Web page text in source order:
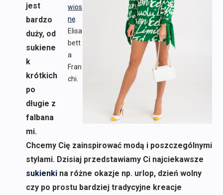
wios
nę
Elisa
bett
a
Fran
chi.
jest
bardzo
duży, od
sukiene
k
krótkich
po
długie z
falbana
mi.
Chcemy Cię zainspirować modą i poszczególnymi
stylami. Dzisiaj przedstawiamy Ci najciekawsze
sukienkina różne okazje np. urlop, dzień wolny
czy po prostu bardziej tradycyjne kreacje